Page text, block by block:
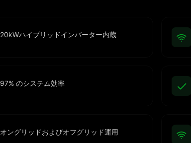
20kWハイブリッドインバーター内蔵
97% のシステム効率
オングリッドおよびオフグリッド運用